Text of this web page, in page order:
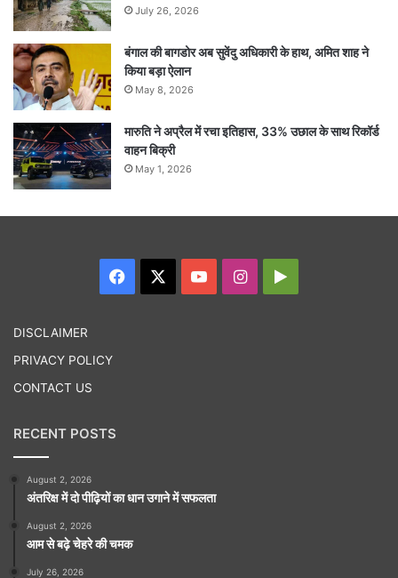
July 26, 2026
बंगाल की बागडोर अब सुवेंदु अधिकारी के हाथ, अमित शाह ने
किया बड़ा ऐलान
May 8, 2026
मारुति ने अप्रैल में रचा इतिहास, 33% उछाल के साथ रिकॉर्ड
वाहन बिक्री
May 1, 2026
Facebook YouTubeInstagram
DISCLAIMER
PRIVACY POLICY
CONTACT US
RECENT POSTS
August 2, 2026
अंतरिक्ष में दो पीढ़ियों का धान उगाने में सफलता
August 2, 2026
आम से बढ़े चेहरे की चमक
July 26, 2026